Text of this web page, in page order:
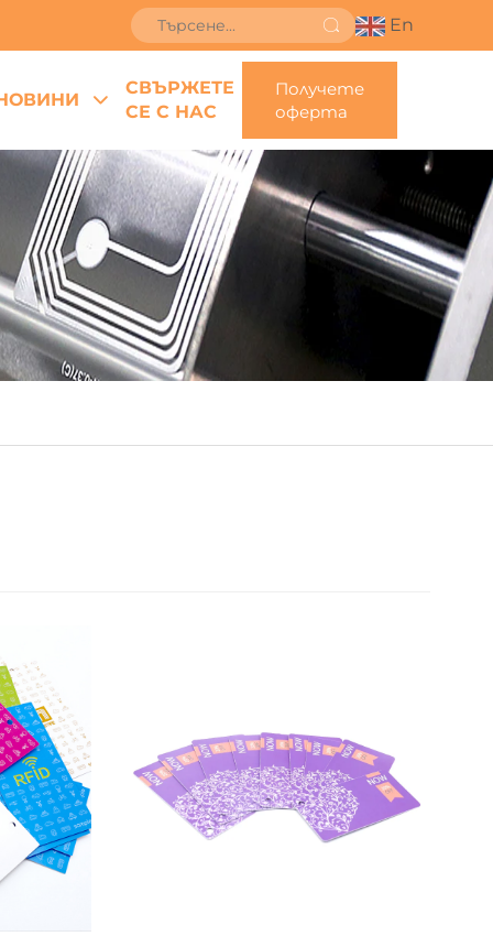
En
СВЪРЖЕТЕ
СЕ С НАС
Получете
оферта